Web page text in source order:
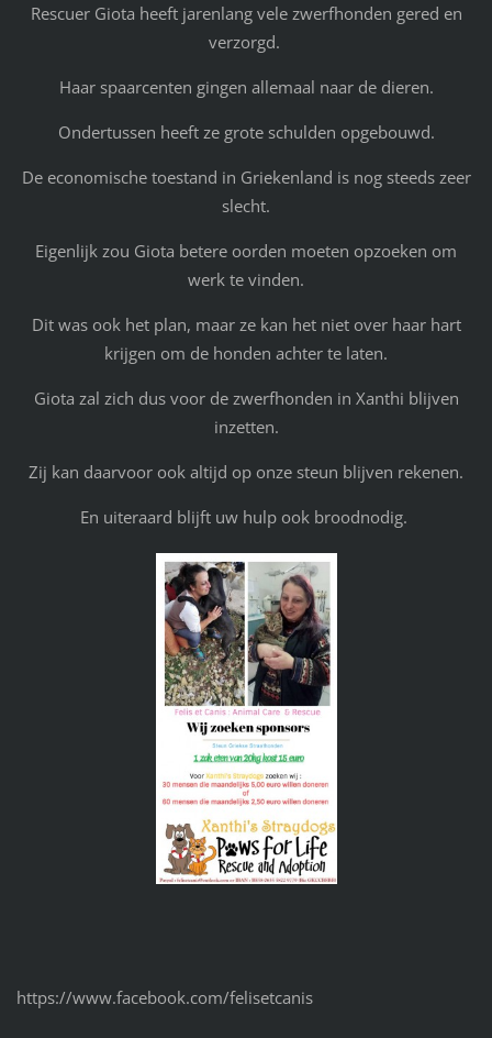
Rescuer Giota heeft jarenlang vele zwerfhonden gered en
verzorgd.
Haar spaarcenten gingen allemaal naar de dieren.
Ondertussen heeft ze grote schulden opgebouwd.
De economische toestand in Griekenland is nog steeds zeer
slecht.
Eigenlijk zou Giota betere oorden moeten opzoeken om
werk te vinden.
Dit was ook het plan, maar ze kan het niet over haar hart
krijgen om de honden achter te laten.
Giota zal zich dus voor de zwerfhonden in Xanthi blijven
inzetten.
Zij kan daarvoor ook altijd op onze steun blijven rekenen.
En uiteraard blijft uw hulp ook broodnodig.
https://www.facebook.com/felisetcanis